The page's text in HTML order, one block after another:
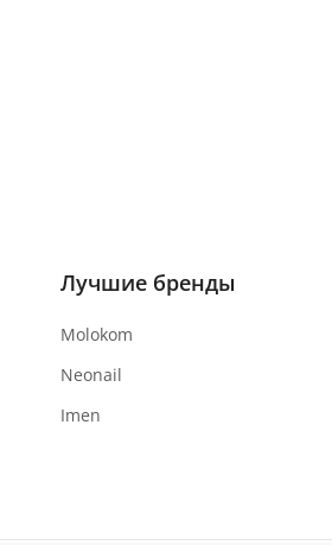
Лучшие бренды
Molokom
Neonail
Imen